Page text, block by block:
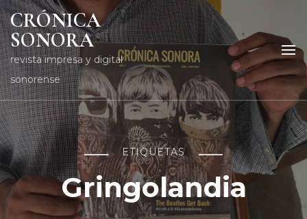
CRÓNICA
SONORA
revista impresa y digital
sonorense
ETIQUETAS
Gringolandia